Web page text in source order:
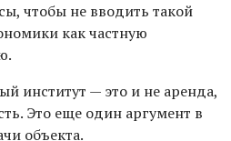
чтобы не вводить такой
как частную
институт — это и не аренда,
Это еще один аргумент в
объекта.